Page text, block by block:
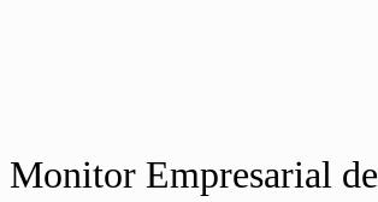
Monitor Empresarial de